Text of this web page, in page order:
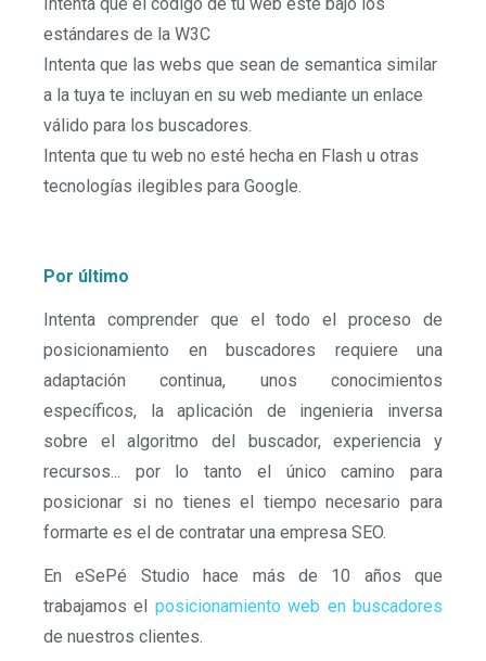
estándares de la W3C
Intenta que las webs que sean de semantica similar
a la tuya te incluyan en su web mediante un enlace
válido para los buscadores.
Intenta que tu web no esté hecha en Flash u otras
tecnologías ilegibles para Google.
Por último
Intenta comprender que el todo el proceso de
posicionamiento en buscadores requiere una
adaptación continua, unos conocimientos
específicos, la aplicación de ingenieria inversa
sobre el algoritmo del buscador, experiencia y
recursos... por lo tanto el único camino para
posicionar si no tienes el tiempo necesario para
formarte es el de contratar una empresa SEO.
En eSePé Studio hace más de 10 años que
trabajamos el posicionamiento web en buscadores
de nuestros clientes.